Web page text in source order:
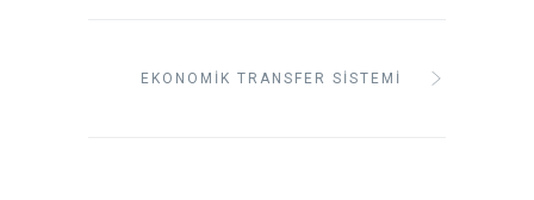
EKONOMIK TRANSFER SISTEMI